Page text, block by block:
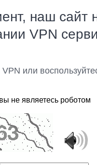
наш сайт
VPN
или
не являетесь роботом